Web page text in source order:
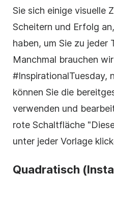
Sie sich einige visuelle
Scheitern und Erfolg
haben, um Sie zu jeder
Manchmal brauchen
#InspirationalTuesday,
können Sie die
verwenden und
rote Schaltfläche
unter jeder Vorlage
Quadratisch